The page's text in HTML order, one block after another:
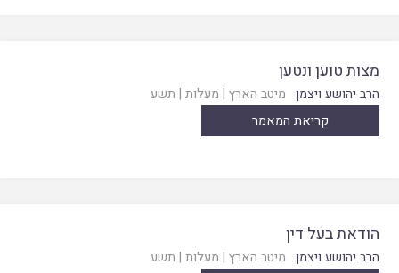
מצות טוען ונטען
הרב יהושע ויצמן מיטב הארץ | מעלות | תשע
קריאת המאמר
הודאת בעל דין
הרב יהושע ויצמן מיטב הארץ | מעלות | תשע